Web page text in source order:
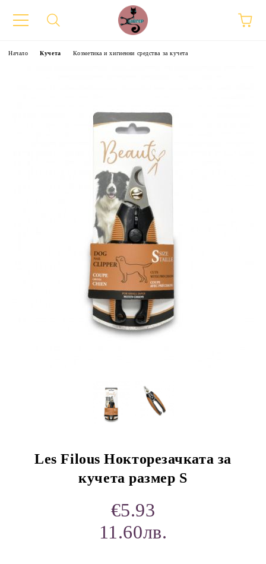
Начало Кучета Козметика и хигиенни средства за кучета
Les Filous Нокторезачката за
кучета размер S
€5.93
11.60лв.